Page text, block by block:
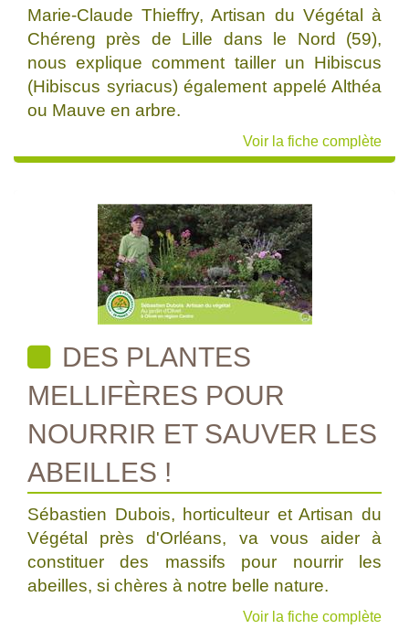
Marie-Claude Thieffry, Artisan du Végétal à
Chéreng près de Lille dans le Nord (59),
nous explique comment tailler un Hibiscus
(Hibiscus syriacus) également appelé Althéa
ou Mauve en arbre.
Voir la fiche complète
DES PLANTES
MELLIFÈRES POUR
NOURRIR ET SAUVER LES
ABEILLES !
Sébastien Dubois, horticulteur et Artisan du
Végétal près d'Orléans, va vous aider à
constituer des massifs pour nourrir les
abeilles, si chères à notre belle nature.
Voir la fiche complète